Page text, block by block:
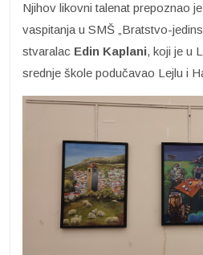
Njihov likovni talenat prepoznao
vaspitanja u SMŠ „Bratstvo-
stvaralac Edin Kaplani, koji je u
srednje škole podučavao Lejlu i